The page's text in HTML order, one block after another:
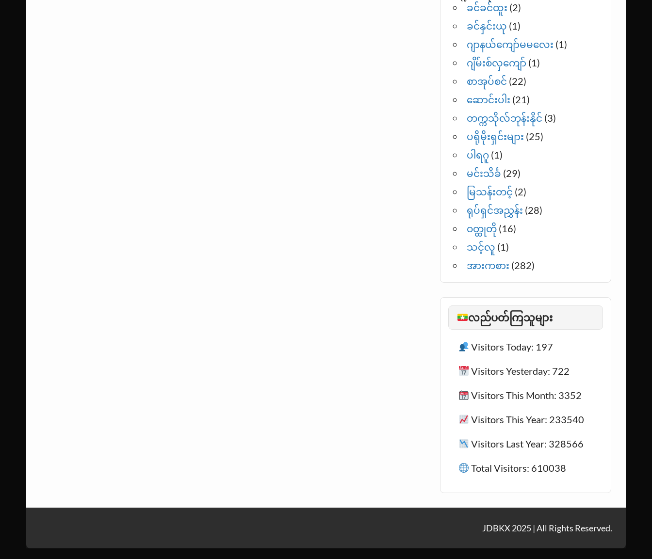
ခင်ခင်ထူး (2)
ခင်နှင်းယု (1)
ဂျာနယ်ကျော်မမလေး (1)
ဂျိမ်းစ်လှကျော် (1)
စာအုပ်စင် (22)
ဆောင်းပါး (21)
တက္ကသိုလ်ဘုန်းနိုင် (3)
ပရိုမိုးရှင်းများ (25)
ပါရဂူ (1)
မင်းသိင်္ခ (29)
မြသန်းတင့် (2)
ရုပ်ရှင်အညွှန်း (28)
ဝတ္ထုတို (16)
သင့်လူ (1)
အားကစား (282)
လည်ပတ်ကြသူများ
Visitors Today: 197
Visitors Yesterday: 722
Visitors This Month: 3352
Visitors This Year: 233540
Visitors Last Year: 328566
Total Visitors: 610038
JDBKX 2025 | All Rights Reserved.